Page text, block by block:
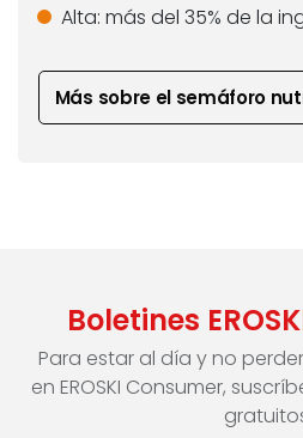
Alta: más del 35% de la
Más sobre el semáforo
Boletines
Para estar al día y no
en EROSKI Consumer,